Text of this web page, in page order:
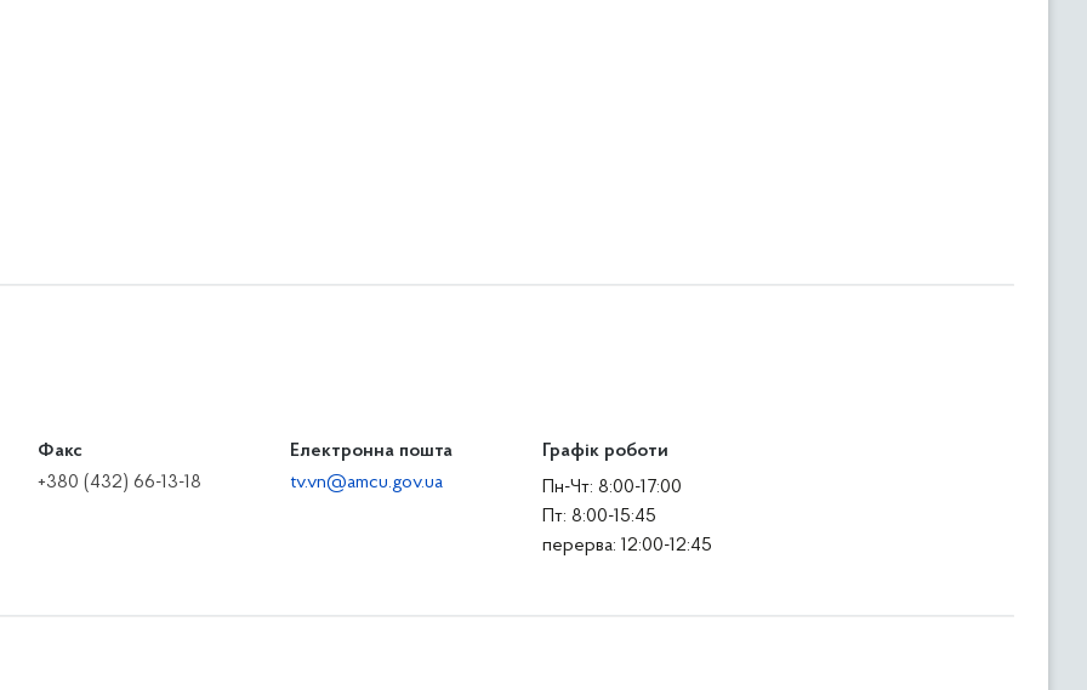
Факс
+380 (432) 66-13-18
Електронна пошта
tv.vn@amcu.gov.ua
Графік роботи
Пн-Чт: 8:00-17:00
Пт: 8:00-15:45
перерва: 12:00-12:45